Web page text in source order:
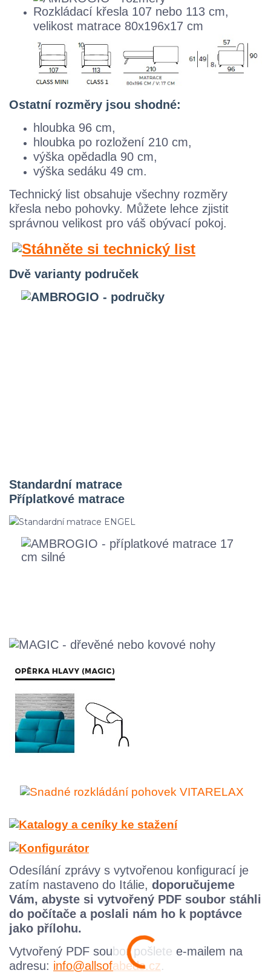
Rozkládací křesla 107 nebo 113 cm,
velikost matrace 80x196x17 cm
Ostatní rozměry jsou shodné:
hloubka 96 cm,
hloubka po rozložení 210 cm,
výška opědadla 90 cm,
výška sedáku 49 cm.
Technický list obsahuje všechny rozměry
křesla nebo pohovky. Můžete lehce zjistit
správnou velikost pro váš obývací pokoj.
Dvě varianty područek
Standardní matrace
Příplatkové matrace
Odesílání zprávy s vytvořenou konfigurací je
zatím nastaveno do Itálie, doporučujeme
Vám, abyste si vytvořený PDF soubor stáhli
do počítače a poslali nám ho k poptávce
jako přílohu.
Vytvořený PDF soubor pošlete e-mailem na
adresu: info@allsofabeds.cz.